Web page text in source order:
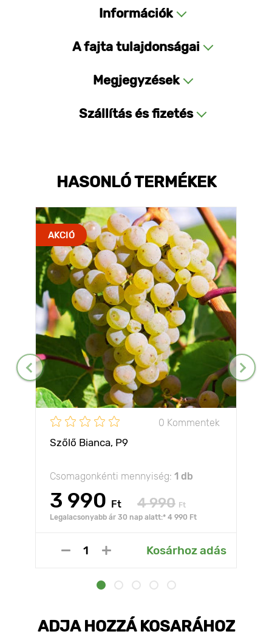
Információk
A fajta tulajdonságai
Megjegyzések
Szállítás és fizetés
HASONLÓ TERMÉKEK
AKCIÓ
0 Kommentek
Szőlő Bianca, Р9
Csomagonkénti mennyiség: 1 db
3 990 Ft 4 990 Ft
Legalacsonyabb ár 30 nap alatt:* 4 990 Ft
Kosárhoz adás
ADJA HOZZÁ KOSARÁHOZ